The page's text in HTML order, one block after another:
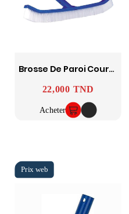
Brosse De Paroi Courbée Pour Piscine 18" (46 Cm) Avec Poils En Polypropylène
Prix
22,000 TND
Acheter